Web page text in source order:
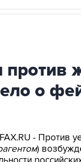
о
- Против
)